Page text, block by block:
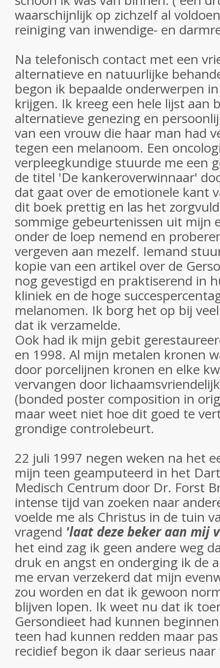
waarschijnlijk op zichzelf al
reiniging van inwendige- en
Na telefonisch contact met een
alternatieve en natuurlijke
begon ik bepaalde onderwerpen
krijgen. Ik kreeg een hele lijst aan
alternatieve genezing en
van een vrouw die haar man had
tegen een melanoom. Een
verpleegkundige stuurde me een
de titel 'De kankeroverwinnaar'
dat gaat over de emotionele kant
dit boek prettig en las het
sommige gebeurtenissen uit mijn
onder de loep nemend en
vergeven aan mezelf. Iemand
kopie van een artikel over de
nog gevestigd en praktiserend in
kliniek en de hoge
melanomen. Ik borg het op bij
dat ik verzamelde.
Ook had ik mijn gebit
en 1998. Al mijn metalen kronen
door porcelijnen kronen en elke
vervangen door
(bonded poster composition in
maar weet niet hoe dit goed te
grondige controlebeurt.
22 juli 1997 negen weken na het
mijn teen geamputeerd in het
Medisch Centrum door Dr. Forst
intense tijd van zoeken naar
voelde me als Christus in de tuin
vragend 'laat deze beker aan mij
het eind zag ik geen andere weg
druk en angst en onderging ik de
me ervan verzekerd dat mijn
zou worden en dat ik gewoon
blijven lopen. Ik weet nu dat ik
Gersondieet had kunnen
teen had kunnen redden maar
recidief begon ik daar serieus